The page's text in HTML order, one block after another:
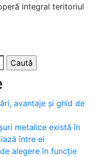
integral teritoriul
avantaje și ghid de
metalice există în
între ei
alegere în funcție